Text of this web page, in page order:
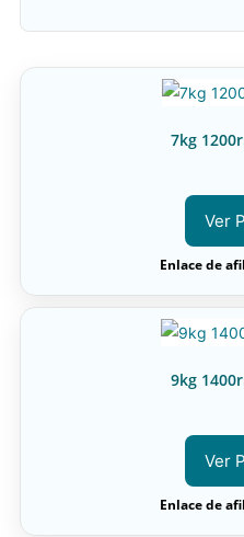
7kg
Ver
Enlace de
9kg
Ver
Enlace de